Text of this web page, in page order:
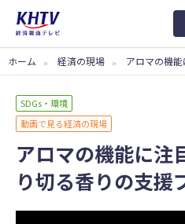
ホーム 経済の現場 アロマの機
SDGs・環境
動画で見る経済の現場
アロマの機能に注
り切る香りの支援